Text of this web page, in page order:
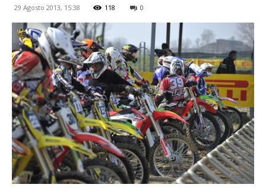
29 Agosto 2013, 15:38 118 0